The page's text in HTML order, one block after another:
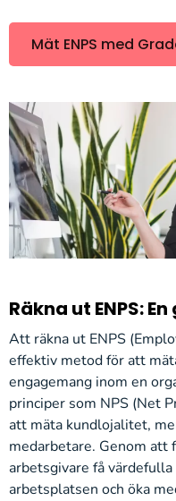
Mät ENPS med
Räkna ut ENPS:
Att räkna ut ENPS
effektiv metod för att
engagemang inom en
principer som NPS (Net
att mäta kundlojalitet,
medarbetare. Genom att
arbetsgivare få
arbetsplatsen och öka